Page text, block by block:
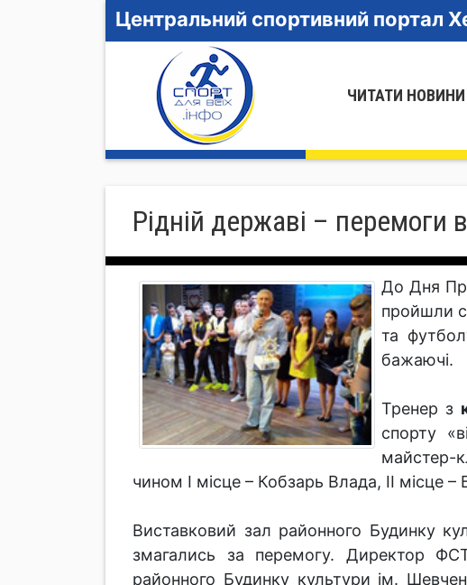
Центральний спортивний портал
ЧИТАТИ НОВИНИ
Рідній державі – перемоги
До Дня
пройшли
та
бажаючі.
Тренер з
спорту
майстер-
чином І місце – Кобзарь Влада, ІІ місце –
Виставковий зал районного Будинку
змагались за перемогу. Директор
районного Будинку культури ім.